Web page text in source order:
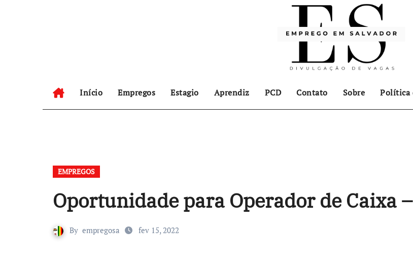
Início Empregos Estagio Aprendiz PCD Contato Sobre Política
EMPREGOS
Oportunidade para Operador de Caixa
By empregosa fev 15, 2022